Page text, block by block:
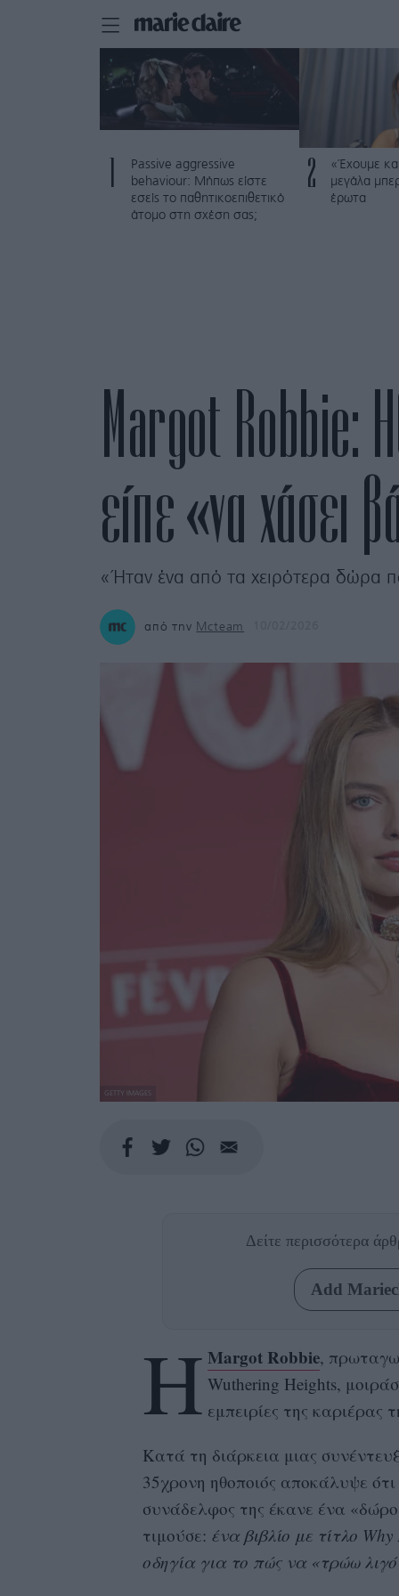
Passive aggressive
behaviour: Μήπως είστε
εσείς το παθητικοεπιθετικό
άτομο στη σχέση σας;
2
«Έχουμε
μεγάλα
έρωτα
Margot Robbie:
είπε «να χάσει
«Ήταν ένα από τα χειρότερα δώρα
από την Mcteam
GETTY IMAGES
Δείτε περισσότερα
Add
Η Margot Robbie,
Wuthering Heights,
εμπειρίες της
Κατά τη διάρκεια μιας
35χρονη ηθοποιός αποκάλυψε
συνάδελφος της έκανε ένα
τιμούσε: ένα βιβλίο με τίτλο
οδηγία για το πώς να «τρώω